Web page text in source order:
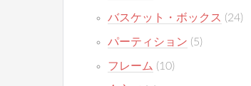
バスケット・ボックス (24)
パーティション (5)
フレーム (10)